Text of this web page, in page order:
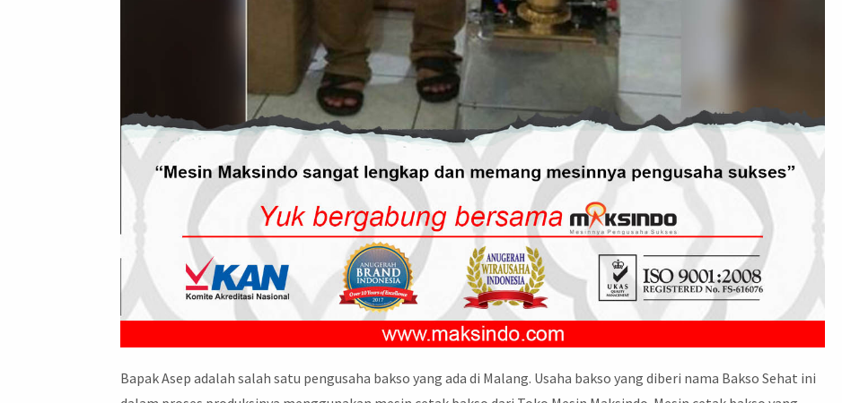
Bapak Asep adalah salah satu pengusaha bakso yang ada di Malang. Usaha bakso yang diberi nama Bakso Sehat ini